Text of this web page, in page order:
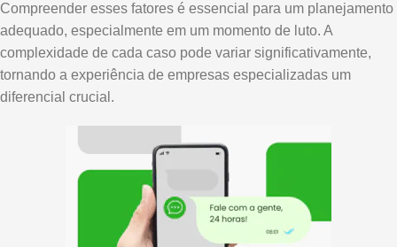
Compreender esses fatores é essencial para um planejamento
adequado, especialmente em um momento de luto. A
complexidade de cada caso pode variar significativamente,
tornando a experiência de empresas especializadas um
diferencial crucial.